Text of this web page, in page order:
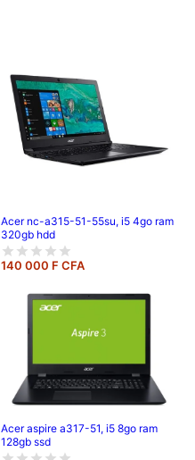
Acer nc-a315-51-55su, i5 4go ram
320gb hdd
140 000 F CFA
Acer aspire a317-51, i5 8go ram
128gb ssd